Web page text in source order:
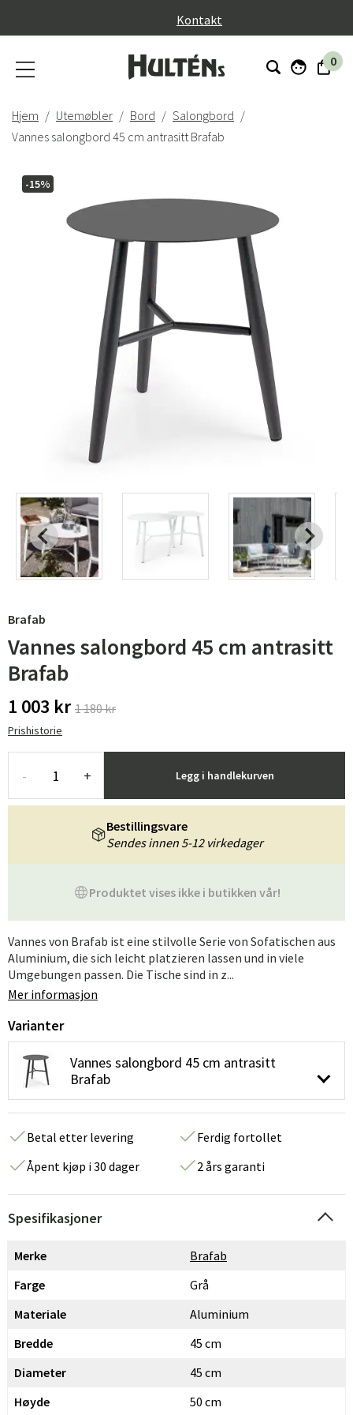
Kontakt
0
Hjem Utemøbler Bord
Salongbord
Vannes salongbord 45 cm antrasitt Brafab
-15%
Brafab
Vannes salongbord 45 cm antrasitt
Brafab
1 003 kr 1 180 kr
Prishistorie
- + Legg i handlekurven
Produktet vises ikke i butikken vår!
Bestillingsvare
Sendes innen 5-12 virkedager
Vannes von Brafab ist eine stilvolle Serie von Sofatischen aus
Aluminium, die sich leicht platzieren lassen und in viele
Umgebungen passen. Die Tische sind in z...
Mer informasjon
Varianter
Vannes salongbord 45 cm antrasitt
Brafab
Betal etter levering
Ferdig fortollet
Åpent kjøp i 30 dager
2 års garanti
Spesifikasjoner
Merke
Brafab
Farge
Grå
Materiale
Aluminium
Bredde
45 cm
Diameter
45 cm
Høyde
50 cm